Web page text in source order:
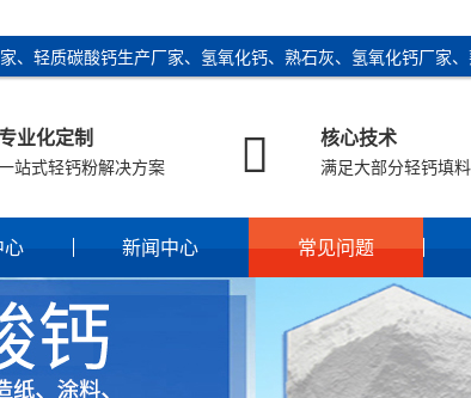
、轻质碳酸钙生产厂家、氢氧化钙、熟石灰、氢氧化钙厂家
专业化定制
站式轻钙粉解决方案  核心技术
满足大部分轻钙填
心 新闻中心 常见问题